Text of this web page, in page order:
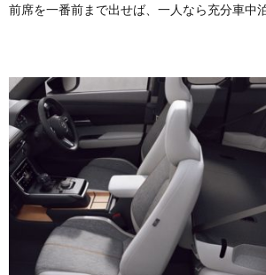
前席を一番前まで出せば、一人なら充分車中